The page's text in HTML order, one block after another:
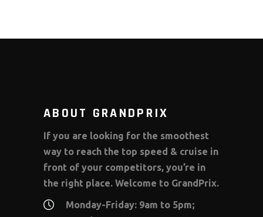
ABOUT GRANDPRIX
If you are looking for the smoothest
way to reach the top speed & cruise in
front of your competitors, you’re in
the right place. Welcome to GrandPrix.
Monday-Friday: 9am to 5pm;